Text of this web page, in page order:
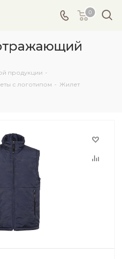
0
продукции -
с логотипом - Жилет